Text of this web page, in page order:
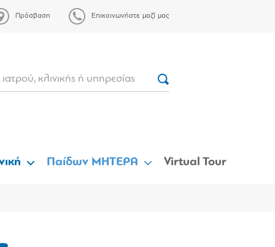
Πρόσβαση Επικοινωνήστε μαζί μας
Παίδων ΜΗΤΕΡΑ Virtual Tour